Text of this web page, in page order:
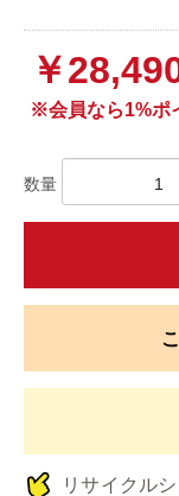
￥
※会員なら1%ポ
数量
リサイクル